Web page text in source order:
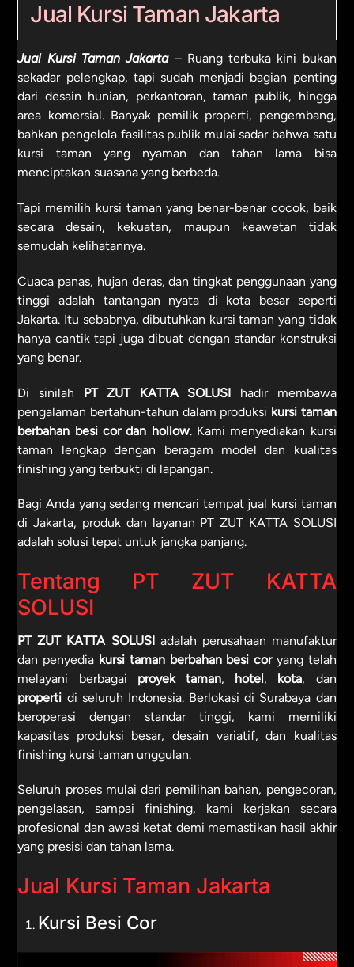
Jual Kursi Taman Jakarta
Jual Kursi Taman Jakarta– Ruang terbuka kini bukan
sekadar pelengkap, tapi sudah menjadi bagian penting
dari desain hunian, perkantoran, taman publik, hingga
area komersial. Banyak pemilik properti, pengembang,
bahkan pengelola fasilitas publik mulai sadar bahwa satu
kursi taman yang nyaman dan tahan lama bisa
menciptakan suasana yang berbeda.
Tapi memilih kursi taman yang benar-benar cocok, baik
secara desain, kekuatan, maupun keawetan tidak
semudah kelihatannya.
Cuaca panas, hujan deras, dan tingkat penggunaan yang
tinggi adalah tantangan nyata di kota besar seperti
Jakarta. Itu sebabnya, dibutuhkan kursi taman yang tidak
hanya cantik tapi juga dibuat dengan standar konstruksi
yang benar.
Di sinilah PT ZUT KATTA SOLUSI hadir membawa
pengalaman bertahun-tahun dalam produksi kursi taman
berbahan besi cor dan hollow. Kami menyediakan kursi
taman lengkap dengan beragam model dan kualitas
finishing yang terbukti di lapangan.
Bagi Anda yang sedang mencari tempat jual kursi taman
di Jakarta, produk dan layanan PT ZUT KATTA SOLUSI
adalah solusi tepat untuk jangka panjang.
Tentang PT ZUT KATTA
SOLUSI
PT ZUT KATTA SOLUSIadalah perusahaan manufaktur
dan penyedia kursi taman berbahan besi coryang telah
melayani berbagai proyek taman, hotel, kota, dan
properti di seluruh Indonesia. Berlokasi di Surabaya dan
beroperasi dengan standar tinggi, kami memiliki
kapasitas produksi besar, desain variatif, dan kualitas
finishing kursi taman unggulan.
Seluruh proses mulai dari pemilihan bahan, pengecoran,
pengelasan, sampai finishing, kami kerjakan secara
profesional dan awasi ketat demi memastikan hasil akhir
yang presisi dan tahan lama.
Jual Kursi Taman Jakarta
Kursi Besi Cor